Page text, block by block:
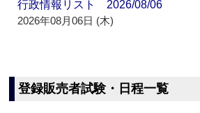
行政情報リスト 2026/08/06
2026年08月06日 (木)
登録販売者試験・日程一覧